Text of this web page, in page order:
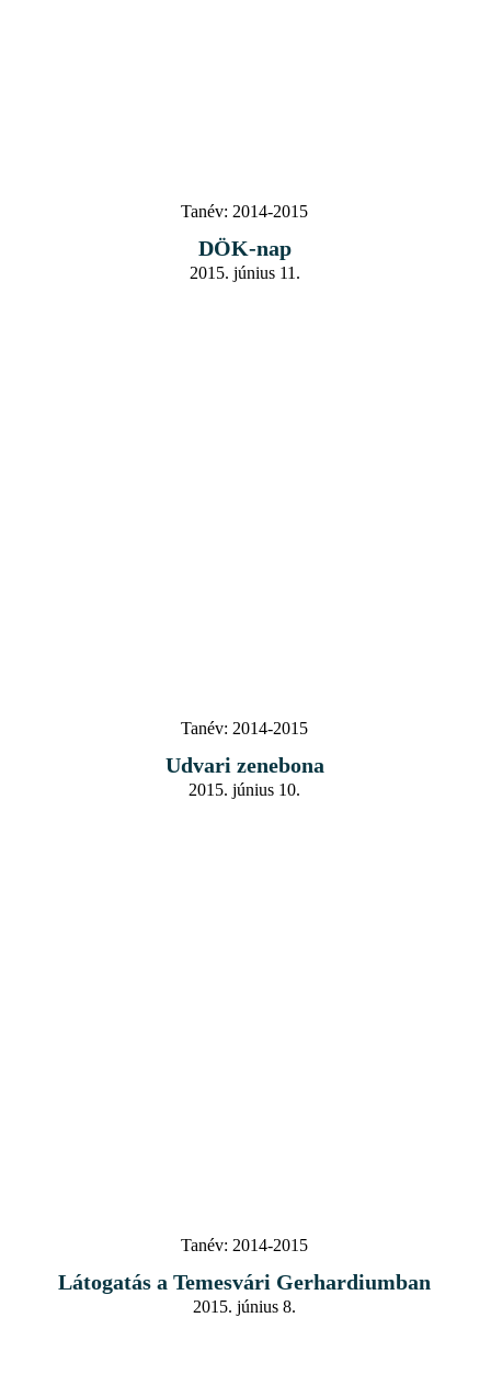
Tanév: 2014-2015
DÖK-nap
2015. június 11.
Tanév: 2014-2015
Udvari zenebona
2015. június 10.
Tanév: 2014-2015
Látogatás a Temesvári Gerhardiumban
2015. június 8.